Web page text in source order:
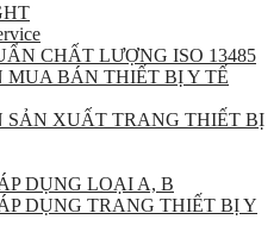
CHẤT LƯỢNG ISO 13485
BÁN THIẾT BỊ Y TẾ
XUẤT TRANG THIẾT BỊ
DỤNG LOẠI A, B
DỤNG TRANG THIẾT BỊ Y